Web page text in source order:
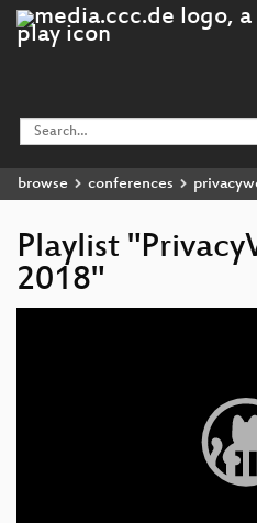
browse conferences
Playlist
2018"